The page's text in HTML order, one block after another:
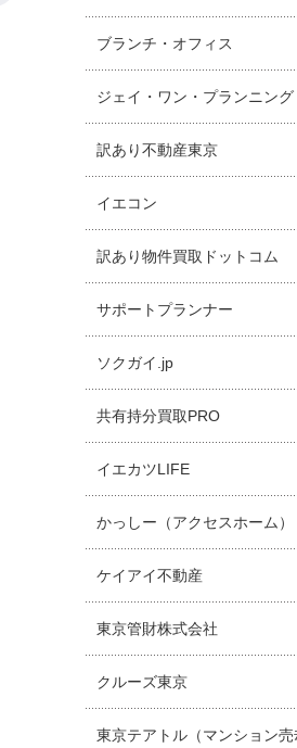
ブランチ・オフィス
ジェイ・ワン・プランニング
訳あり不動産東京
イエコン
訳あり物件買取ドットコム
サポートプランナー
ソクガイ.jp
共有持分買取PRO
イエカツLIFE
かっしー（アクセスホーム）
ケイアイ不動産
東京管財株式会社
クルーズ東京
東京テアトル（マンション売